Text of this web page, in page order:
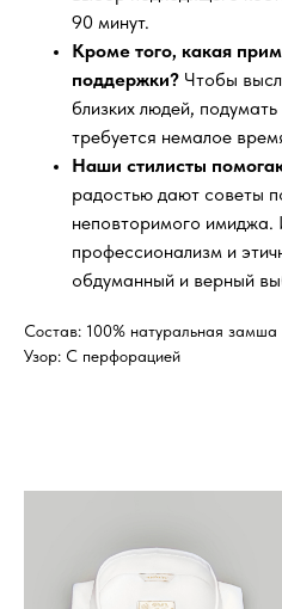
90 минут.
Кроме того, какая
поддержки? Чтобы
близких людей,
требуется немалое
Наши стилисты
радостью дают советы
неповторимого имиджа.
профессионализм и
обдуманный и верный
Состав: 100% натуральная замша
Узор: C перфорацией